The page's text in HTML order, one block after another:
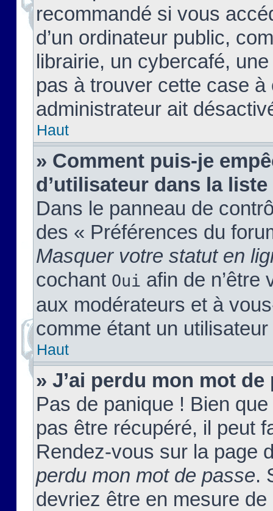
recommandé si vous
d’un ordinateur public,
librairie, un cybercafé,
pas à trouver cette case à
administrateur ait
Haut
» Comment puis-je
d’utilisateur dans la
Dans le panneau de
des « Préférences du
Masquer votre statut en
cochant Oui afin de n’être
aux modérateurs et à
comme étant un
Haut
» J’ai perdu mon mot de
Pas de panique ! Bien
pas être récupéré, il peut
Rendez-vous sur la page
perdu mon mot de passe.
devriez être en mesure